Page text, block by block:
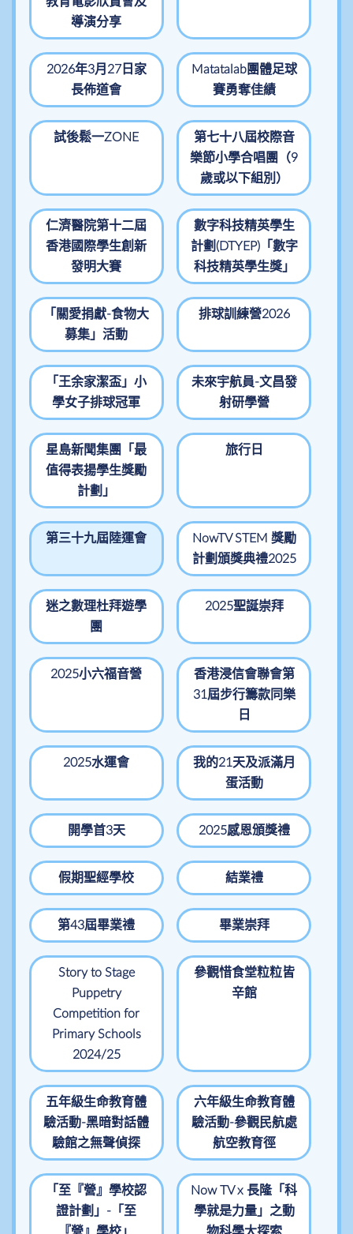
導演分享
2026年3月27日家
長佈道會
Matatalab團體足球
賽勇奪佳績
試後鬆一ZONE
第七十八屆校際音
樂節小學合唱團（9
歲或以下組別）
仁濟醫院第十二屆
香港國際學生創新
發明大賽
數字科技精英學生
計劃(DTYEP)「數字
科技精英學生獎」
「關愛捐獻-食物大
募集」活動
排球訓練營2026
「王余家潔盃」小
學女子排球冠軍
未來宇航員-文昌發
射研學營
星島新聞集團「最
值得表揚學生獎勵
計劃」
旅行日
第三十九屆陸運會
NowTV STEM 獎勵
計劃頒獎典禮2025
迷之數理杜拜遊學
團
2025聖誕崇拜
2025小六福音營
香港浸信會聯會第
31屆步行籌款同樂
日
2025水運會
我的21天及派滿月
蛋活動
開學首3天 2025感恩頒獎禮
假期聖經學校 結業禮
第43屆畢業禮 畢業崇拜
Story to Stage
Puppetry
Competition for
Primary Schools
2024/25
參觀惜食堂粒粒皆
辛館
五年級生命教育體
驗活動-黑暗對話體
驗館之無聲偵探
六年級生命教育體
驗活動-參觀民航處
航空教育徑
「至『營』學校認
證計劃」-「至
Now TV x 長隆「科
學就是力量」之動